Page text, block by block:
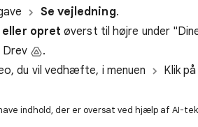
Se vejledning.
opret øverst til højre under
.
du vil vedhæfte, i menuen
Klik på
indhold, der er oversat ved hjælp af AI-